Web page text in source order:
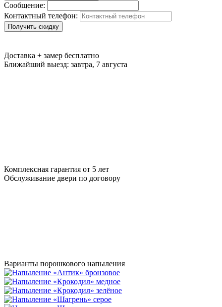
Сообщение:
Контактный телефон:
Получить скидку
Доставка + замер бесплатно
Ближайший выезд: завтра, 7 августа
Комплексная гарантия от 5 лет
Обслуживание двери по договору
Варианты порошкового напыления